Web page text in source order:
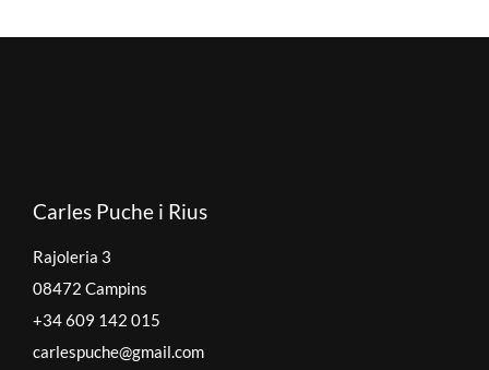
Carles Puche i Rius
Rajoleria 3
08472 Campins
+34 609 142 015
carlespuche@gmail.com